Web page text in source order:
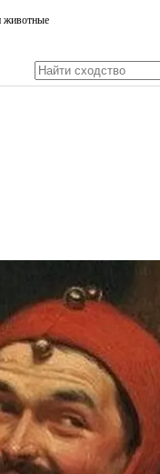
животные